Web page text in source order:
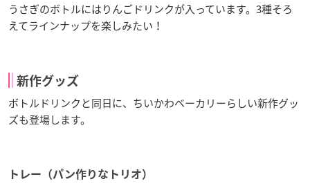
うさぎのボトルにはりんごドリンクが入っています。3種そろ
えてラインナップを楽しみたい！
新作グッズ
ボトルドリンクと同日に、ちいかわベーカリーらしい新作グッ
ズも登場します。
トレー（パン作りなトリオ）